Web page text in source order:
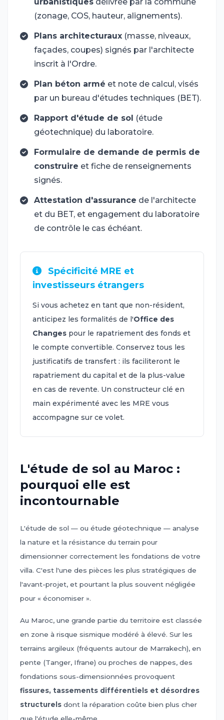
(zonage, COS, hauteur, alignements).
Plans architecturaux (masse, niveaux,
façades, coupes) signés par l'architecte
inscrit à l'Ordre.
Plan béton armé et note de calcul, visés
par un bureau d'études techniques (BET).
Rapport d'étude de sol (étude
géotechnique) du laboratoire.
Formulaire de demande de permis de
construire et fiche de renseignements
signés.
Attestation d'assurance de l'architecte
et du BET, et engagement du laboratoire
de contrôle le cas échéant.
Spécificité MRE et
investisseurs étrangers
Si vous achetez en tant que non-résident,
anticipez les formalités de l'Office des
Changes pour le rapatriement des fonds et
le compte convertible. Conservez tous les
justificatifs de transfert : ils faciliteront le
rapatriement du capital et de la plus-value
en cas de revente. Un constructeur clé en
main expérimenté avec les MRE vous
accompagne sur ce volet.
L'étude de sol au Maroc :
pourquoi elle est
incontournable
L'étude de sol — ou étude géotechnique — analyse
la nature et la résistance du terrain pour
dimensionner correctement les fondations de votre
villa. C'est l'une des pièces les plus stratégiques de
l'avant-projet, et pourtant la plus souvent négligée
pour « économiser ».
Au Maroc, une grande partie du territoire est classée
en zone à risque sismique modéré à élevé. Sur les
terrains argileux (fréquents autour de Marrakech), en
pente (Tanger, Ifrane) ou proches de nappes, des
fondations sous-dimensionnées provoquent
fissures, tassements différentiels et désordres
structurels dont la réparation coûte bien plus cher